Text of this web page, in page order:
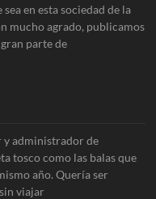
en esta sociedad de la
mucho agrado, publicamos
parte de
y administrador de
tosco como las balas que
año. Quería ser
viajar